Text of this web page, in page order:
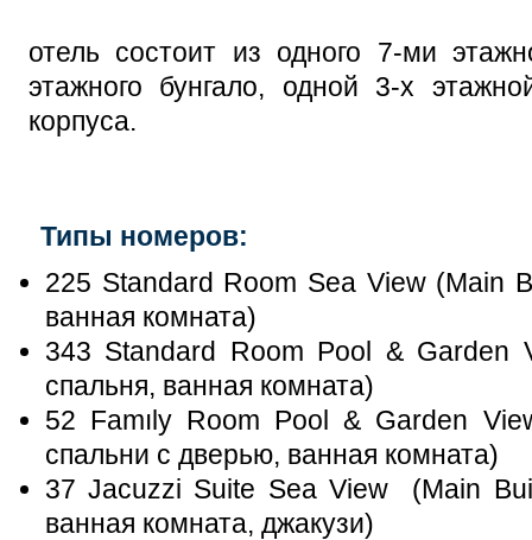
отель состоит из одного 7-ми
этажного бунгало, одной 3-х
корпуса.
Типы номеров:
225 Standard Room Sea View (Main
ванная комната)
343 Standard Room Pool & Garden
спальня, ванная комната)
52 Famıly Room Pool & Garden
спальни с дверью, ванная комната)
37 Jacuzzi Suite Sea View (Main
ванная комната, джакузи)